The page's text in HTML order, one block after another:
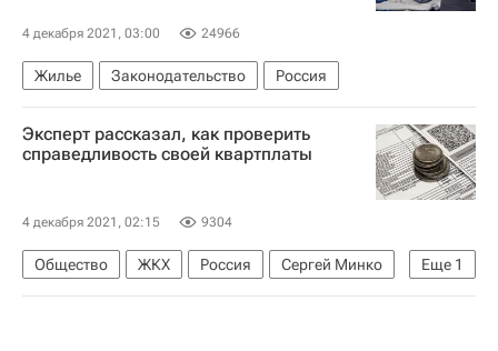
4 декабря 2021, 03:00 24966
Жилье Законодательство Россия
Эксперт рассказал, как проверить
справедливость своей квартплаты
4 декабря 2021, 02:15 9304
Еще 1
Общество ЖКХ Россия
Сергей Минко
Городские инновационные технологии